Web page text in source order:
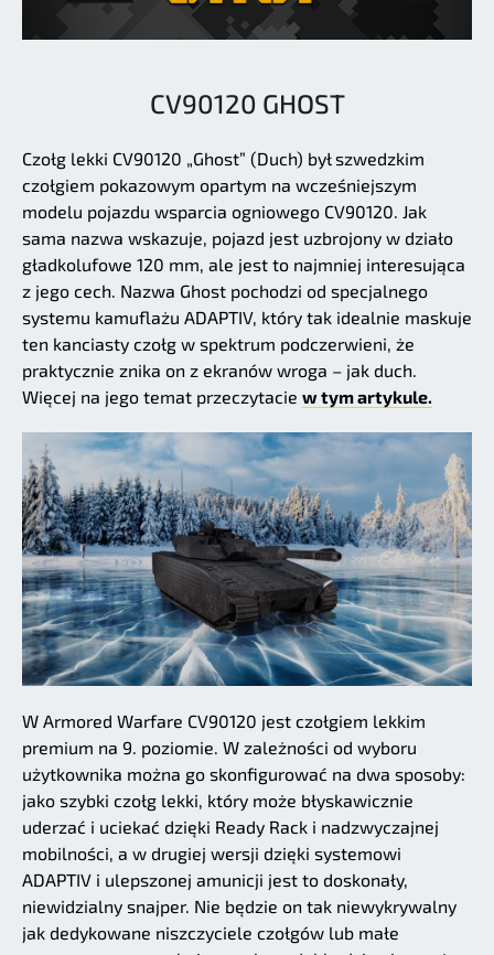
CV90120 GHOST
Czołg lekki CV90120 „Ghost” (Duch) był szwedzkim
czołgiem pokazowym opartym na wcześniejszym
modelu pojazdu wsparcia ogniowego CV90120. Jak
sama nazwa wskazuje, pojazd jest uzbrojony w działo
gładkolufowe 120 mm, ale jest to najmniej interesująca
z jego cech. Nazwa Ghost pochodzi od specjalnego
systemu kamuflażu ADAPTIV, który tak idealnie maskuje
ten kanciasty czołg w spektrum podczerwieni, że
praktycznie znika on z ekranów wroga – jak duch.
Więcej na jego temat przeczytacie w tym artykule.
W Armored Warfare CV90120 jest czołgiem lekkim
premium na 9. poziomie. W zależności od wyboru
użytkownika można go skonfigurować na dwa sposoby:
jako szybki czołg lekki, który może błyskawicznie
uderzać i uciekać dzięki Ready Rack i nadzwyczajnej
mobilności, a w drugiej wersji dzięki systemowi
ADAPTIV i ulepszonej amunicji jest to doskonały,
niewidzialny snajper. Nie będzie on tak niewykrywalny
jak dedykowane niszczyciele czołgów lub małe